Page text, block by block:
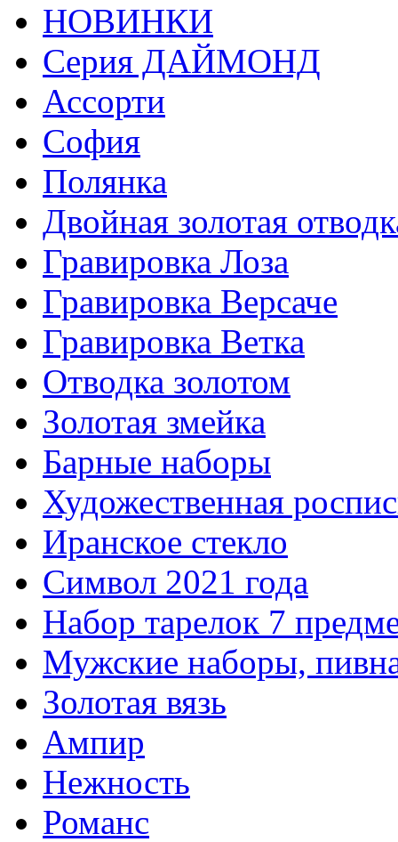
НОВИНКИ
Серия ДАЙМОНД
Ассорти
София
Полянка
Двойная золотая
Гравировка Лоза
Гравировка Версаче
Гравировка Ветка
Отводка золотом
Золотая змейка
Барные наборы
Художественная
Иранское стекло
Символ 2021 года
Набор тарелок 7
Мужские наборы,
Золотая вязь
Ампир
Нежность
Романс